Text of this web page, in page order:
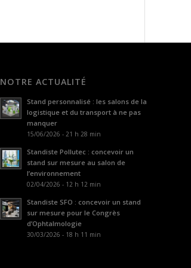
NOTRE ACTUALITÉ
Stand personnalisé : les salons de la
logistique et du transport à ne pas
manquer
15/06/2026 - 21 h 28 min
Standiste Pollutec : concevoir un
stand sur mesure au salon de
l’environnement
02/04/2026 - 12 h 12 min
Standiste SFO : concevoir un stand
sur mesure pour le Congrès
d’Ophtalmologie
30/03/2026 - 18 h 11 min